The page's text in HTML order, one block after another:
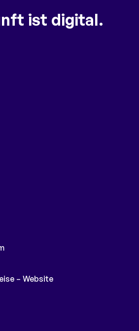
ist digital.
– Website